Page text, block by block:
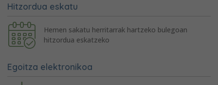
Hitzordua eskatu
Hemen sakatu herritarrak hartzeko bulegoan
hitzordua eskatzeko
Egoitza elektronikoa